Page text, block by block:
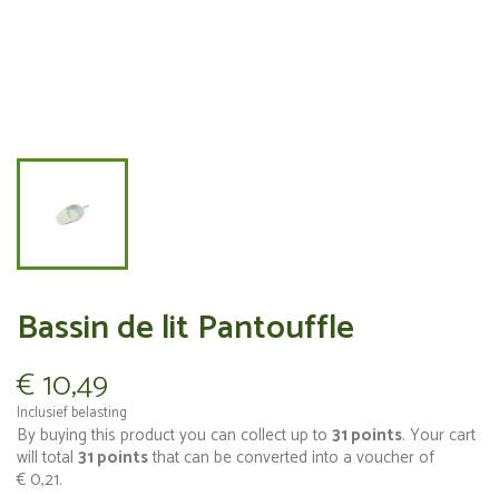
Bassin de lit Pantouffle
€ 10,49
Inclusief belasting
By buying this product you can collect up to 31 points. Your cart
will total 31 pointsthat can be converted into a voucher of
€ 0,21.